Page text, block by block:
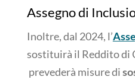
Assegno di
Inoltre, dal 2024, l’
sostituirà il Reddito di
prevederà misure di